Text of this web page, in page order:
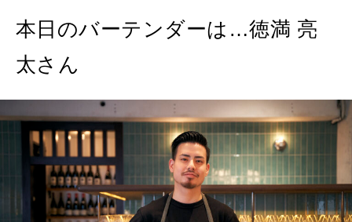
2026年9月号「北海道 おいしく遊ぶ、夏のご褒美旅。」
2026年8月号『お茶の時間です。』
2026年7月号「鎌倉 ローカルが 教えてくれた 本当の歩き方。」
MAGAZINE MOOK
本日のバーテンダーは…徳満 亮
太さん